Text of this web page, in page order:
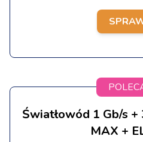
Światłowód 1 Gb/s +
MAX +